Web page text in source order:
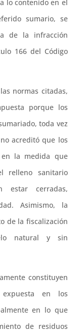
lo contenido en el
sumario, se
de la infracción
166 del Código
normas citadas,
porque los
toda vez
acreditó que los
en la medida que
relleno sanitario
estar cerradas,
Asimismo, la
de la fiscalización
natural y sin
constituyen
en los
en lo que
de residuos